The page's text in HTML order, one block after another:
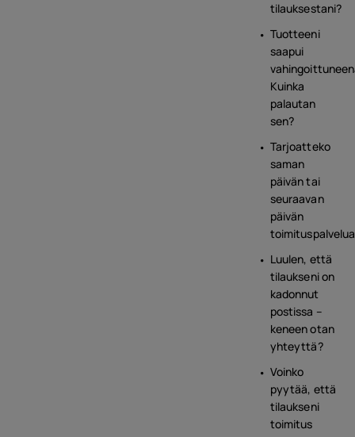
tilauksestani?
Tuotteeni
saapui
Kuinka
palautan
sen?
Tarjoatteko
saman
päivän tai
seuraavan
päivän
Luulen, että
tilaukseni on
kadonnut
postissa –
keneen otan
yhteyttä?
Voinko
pyytää, että
tilaukseni
toimitus